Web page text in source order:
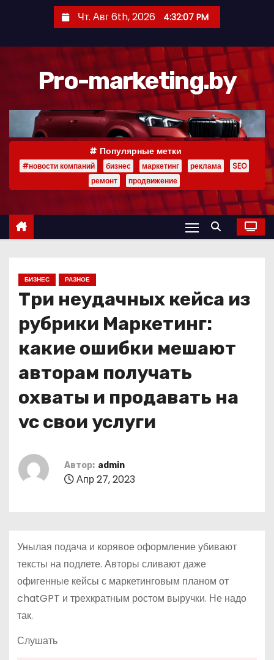
р
Чт. Авг 6th, 2026 4:32:09 PM
Pro-marketing.by
Популярные метки
#новости компаний бизнес маркетинг реклама
SEO
ремонт
продвижение
БИЗНЕС РАЗНОЕ
Три неудачных кейса из
рубрики Маркетинг:
какие ошибки мешают
авторам получать
охваты и продавать на
vc свои услуги
Автор: admin
Апр 27, 2023
Унылая подача и корявое оформление убивают
тексты на подлете. Авторы сливают даже
офигенные кейсы с маркетинговым планом от
chatGPT и трехкратным ростом выручки. Не надо
так.
Слушать